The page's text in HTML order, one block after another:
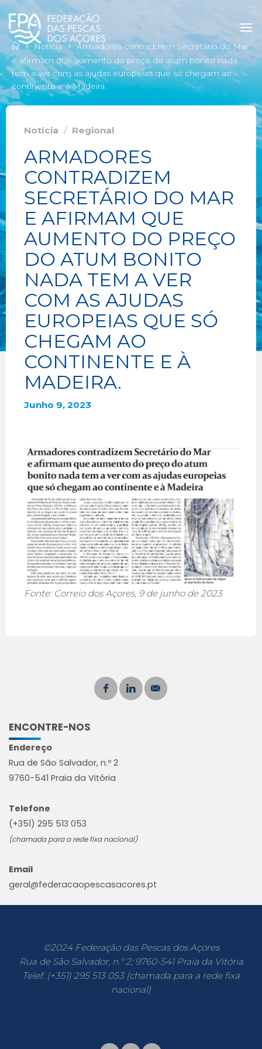
Notícia
Armadores contradizem Secretário do Mar
e afirmam que aumento do preço do atum bonito nada
tem a ver com as ajudas europeias que só chegam ao
continente e à Madeira.
Notícia / Regional
ARMADORES
CONTRADIZEM
SECRETÁRIO DO MAR
E AFIRMAM QUE
AUMENTO DO PREÇO
DO ATUM BONITO
NADA TEM A VER
COM AS AJUDAS
EUROPEIAS QUE SÓ
CHEGAM AO
CONTINENTE E À
MADEIRA.
Junho 9, 2023
Fonte: Correio dos Açores, 9 de junho de 2023
ENCONTRE-NOS
Endereço
Rua de São Salvador, n.º 2
9760-541 Praia da Vitória
Telefone
(+351) 295 513 053
(chamada para a rede fixa nacional)
Email
geral@federacaopescasacores.pt
©2024 Federação das Pescas dos Açores
Rua de São Salvador, n.º 2; 9760-541 Praia da Vitória
Telef. (+351) 295 513 053 (chamada para a rede fixa
nacional)